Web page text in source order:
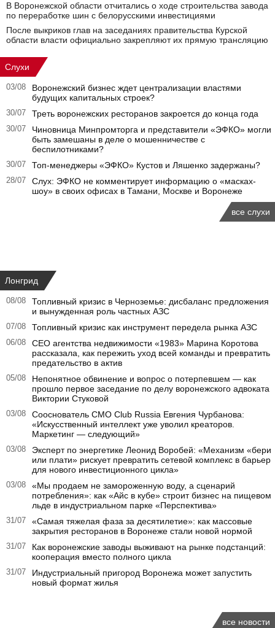
В Воронежской области отчитались о ходе строительства завода
по переработке шин с белорусскими инвестициями
После выкриков глав на заседаниях правительства Курской
области власти официально закрепляют их прямую трансляцию
Слухи
03/08
Воронежский бизнес ждет централизации властями
будущих капитальных строек?
30/07 Треть воронежских ресторанов закроется до конца года
30/07
Чиновница Минпромторга и представители «ЭФКО» могли
быть замешаны в деле о мошенничестве с
беспилотниками?
30/07 Топ-менеджеры «ЭФКО» Кустов и Ляшенко задержаны?
28/07
Слух: ЭФКО не комментирует информацию о «масках-
шоу» в своих офисах в Тамани, Москве и Воронеже
все слухи
Лонгрид
08/08
Топливный кризис в Черноземье: дисбаланс предложения
и вынужденная роль частных АЗС
07/08 Топливный кризис как инструмент передела рынка АЗС
06/08
CEO агентства недвижимости «1983» Марина Коротова
рассказала, как пережить уход всей команды и превратить
предательство в актив
05/08
Непонятное обвинение и вопрос о потерпевшем — как
прошло первое заседание по делу воронежского адвоката
Виктории Стуковой
03/08
Сооснователь CMO Club Russia Евгения Чурбанова:
«Искусственный интеллект уже уволил креаторов.
Маркетинг — следующий»
03/08
Эксперт по энергетике Леонид Воробей: «Механизм «бери
или плати» рискует превратить сетевой комплекс в барьер
для нового инвестиционного цикла»
03/08
«Мы продаем не замороженную воду, а сценарий
потребления»: как «Айс в кубе» строит бизнес на пищевом
льде в индустриальном парке «Перспектива»
31/07
«Самая тяжелая фаза за десятилетие»: как массовые
закрытия ресторанов в Воронеже стали новой нормой
31/07
Как воронежские заводы выживают на рынке подстанций:
кооперация вместо полного цикла
31/07
Индустриальный пригород Воронежа может запустить
новый формат жилья
все новости